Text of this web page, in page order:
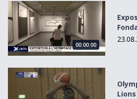
Exposition Mirò à la Fondation de
00:00:00
Olympic débordé par des Lions